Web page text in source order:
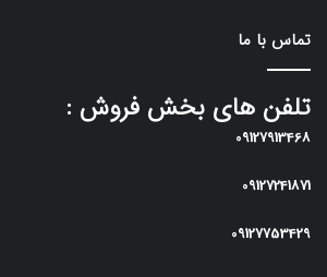
تماس با ما
تلفن های بخش فروش :
09127913468
09127241871
09127753429